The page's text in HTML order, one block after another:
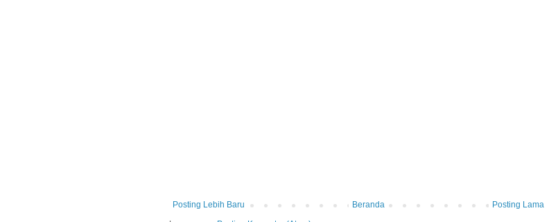
Posting Lebih Baru Posting Lama
Beranda